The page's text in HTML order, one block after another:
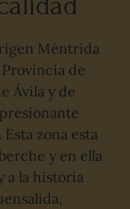
Méntrida
de
Ávila y de
zona esta
y en ella
a la historia